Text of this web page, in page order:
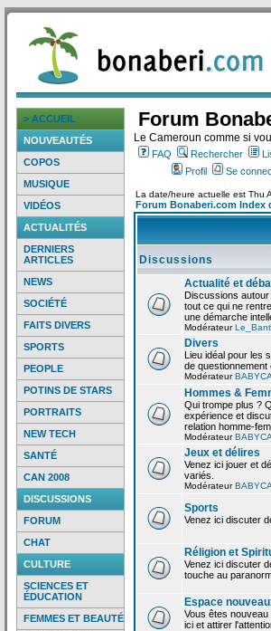
> ACCUEIL
NOUVEAUTÉS
COPOS
MUSIQUE
VIDÉOS
ACTUALITÉS
DERNIERS
ARTICLES
NEWS
SOCIÉTÉ
FAITS DIVERS
SPORTS
PEOPLE
POTINS DE STARS
PORTRAITS
NEW TECH
SANTÉ
CAN 2008
DISCUSSIONS
FORUM
CHAT
CULTURE
SCIENCES ET
ÉDUCATION
FEMMES ET BEAUTÉ
Forum
Le Cameroun comme si
FAQ Rechercher
Profil
Se
La date/heure actuelle est Thu
Forum Bonaberi.com Index
Discussions
Actualité et
Discussions
tout ce qui ne
une démarche
Modérateur
Divers
Lieu idéal pour les
de questionnement
Modérateur
Hommes &
Qui trompe plus ?
expérience et
relation homme-
Modérateur
Jeux et délires
Venez ici jouer et
variés.
Modérateur
Sports
Venez ici discuter
Réligion et
Venez ici discuter
touche au
Espace
Vous êtes
ici et attirer